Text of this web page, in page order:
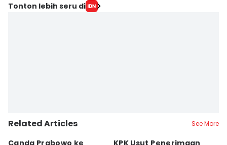
Tonton lebih seru di
Related Articles See More
Canda Prabowo ke
KPK Usut Penerimaan